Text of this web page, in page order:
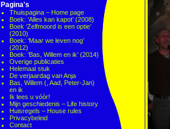
Pagina's
Thuispagina – Home page
Boek: ‘Alles kan kapot’ (2008)
Boek ‘Zelfmoord is een optie’
(2010)
Boek: ‘Maar we leven nog’
(2012)
Boek: ‘Bas, Willem en ik’ (2014)
Overige publicaties
Helemaal stuk
De verjaardag van Anja
Bas, Willem (, Aad, Peter-Jan)
en ik
Ik lees u vóór!
Mijn geschiedenis – Life history
Huisregels – House rules
Privacybeleid
Contact